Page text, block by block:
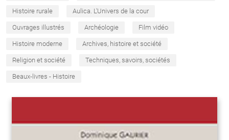
Histoire rurale Aulica. L'Univers de la cour
Ouvrages illustrés Archéologie Film vidéo
Histoire moderne Archives, histoire et société
Religion et société Techniques, savoirs, sociétés
Beaux-livres - Histoire